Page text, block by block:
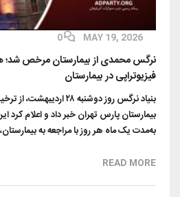
MAY 19, 2026
0
نرگس محمدی از بیمارستان مرخص شد؛
فیزیوتراپی در بیمارستان
بنیاد نرگس روز دوشنبه ۲۸
بیمارستان پارس تهران خبر داد و اعلام
به‌مدت یک ماه هر روز با مراجعه به
READ MORE